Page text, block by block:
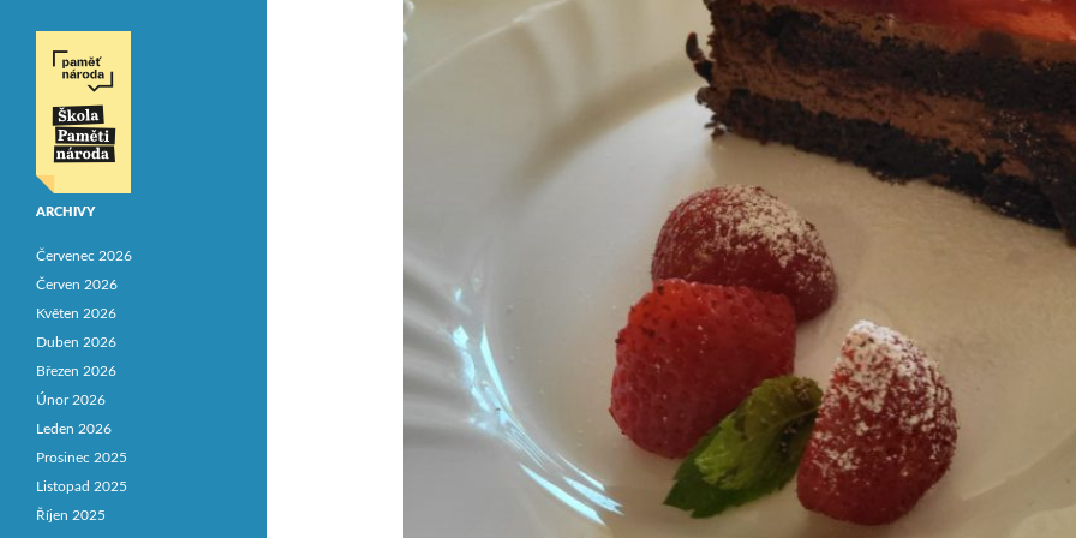
ARCHIVY
Červenec 2026
Červen 2026
Květen 2026
Duben 2026
Březen 2026
Únor 2026
Leden 2026
Prosinec 2025
Listopad 2025
Říjen 2025